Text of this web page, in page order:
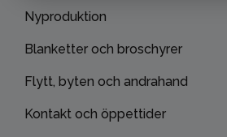
Nyproduktion
Blanketter och broschyrer
Flytt, byten och andrahand
Kontakt och öppettider